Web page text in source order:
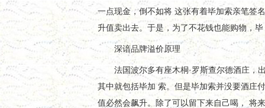
一点现金，倒不如将 这张有着毕加索亲笔签
升值卖出去。于是，为了不花钱也能购物，
深谙品牌溢价原理
法国波尔多有座木桐·罗斯查尔德酒庄，出
其中就包括毕加 索。但是毕加索并没要酒庄
值必然会飙升。除了可以留下来自己喝， 将